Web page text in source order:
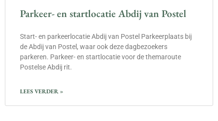
Parkeer- en startlocatie Abdij van Postel
Start- en parkeerlocatie Abdij van Postel Parkeerplaats bij
de Abdij van Postel, waar ook deze dagbezoekers
parkeren. Parkeer- en startlocatie voor de themaroute
Postelse Abdij rit.
LEES VERDER »